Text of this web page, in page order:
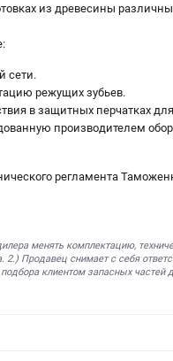
из древесины
сети.
режущих зубьев.
в защитных перчатках
производителем
регламента
менять комплектацию,
2.) Продавец снимает с себя
клиентом запасных частей